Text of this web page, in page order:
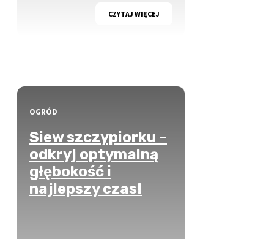
CZYTAJ WIĘCEJ
OGRÓD
Siew szczypiorku –
odkryj optymalną
głębokość i
najlepszy czas!